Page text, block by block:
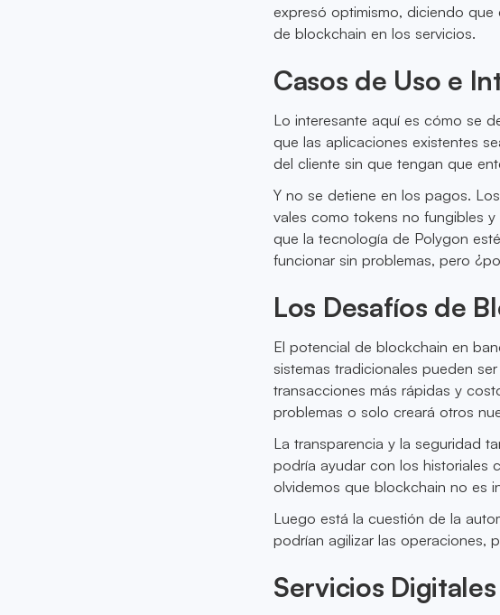
expresó optimismo, diciendo
de blockchain en los servicios.
Casos de Uso e
Lo interesante aquí es cómo se
que las aplicaciones existentes
del cliente sin que tengan que
Y no se detiene en los pagos.
vales como tokens no fungibles
que la tecnología de Polygon
funcionar sin problemas, pero
Los Desafíos de
El potencial de blockchain en
sistemas tradicionales pueden
transacciones más rápidas y
problemas o solo creará otros
La transparencia y la seguridad
podría ayudar con los historiales
olvidemos que blockchain no es
Luego está la cuestión de la
podrían agilizar las operaciones,
Servicios